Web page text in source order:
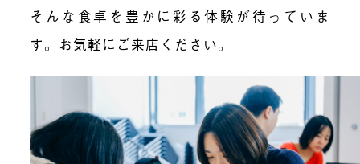
そんな食卓を豊かに彩る体験が待っていま
す。お気軽にご来店ください。